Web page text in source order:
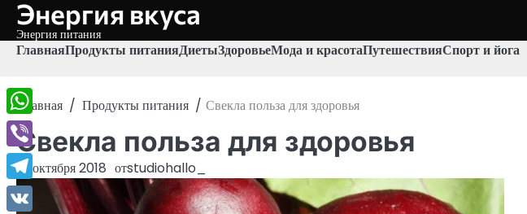
Перейти
содержимому
Энергия вкуса
Энергия питания
ГлавнаяПродукты питанияДиетыЗдоровьеМода и красотаПутешествияСпорт и йога
Главная Продукты питания Свекла польза для здоровья
Свекла польза для здоровья
14 октября 2018 отstudiohallo_
WhatsApp
Viber
Telegram